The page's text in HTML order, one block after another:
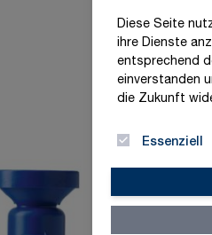
Diese Seite
ihre Dienste
entsprechend
einverstanden
die Zukunft
Essenziell